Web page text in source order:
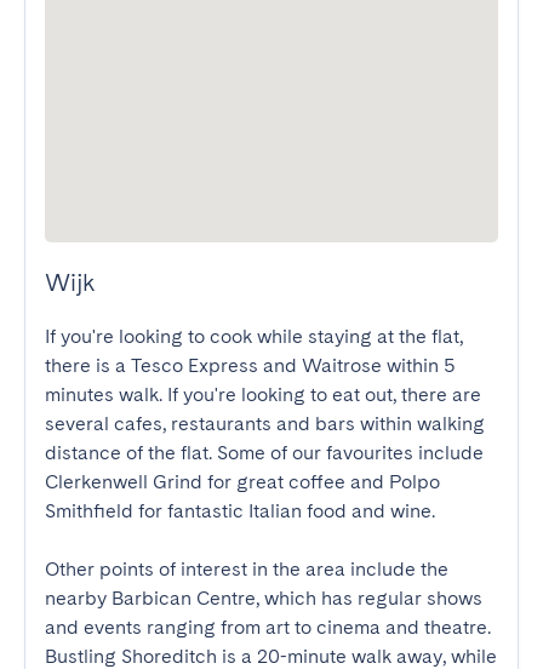
Wijk
If you're looking to cook while staying at the flat,
there is a Tesco Express and Waitrose within 5
minutes walk. If you're looking to eat out, there are
several cafes, restaurants and bars within walking
distance of the flat. Some of our favourites include
Clerkenwell Grind for great coffee and Polpo
Smithfield for fantastic Italian food and wine.
Other points of interest in the area include the
nearby Barbican Centre, which has regular shows
and events ranging from art to cinema and theatre.
Bustling Shoreditch is a 20-minute walk away, while